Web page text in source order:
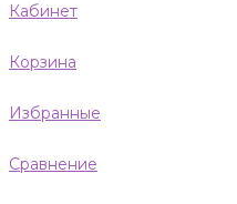
Кабинет
Корзина
Избранные
Сравнение